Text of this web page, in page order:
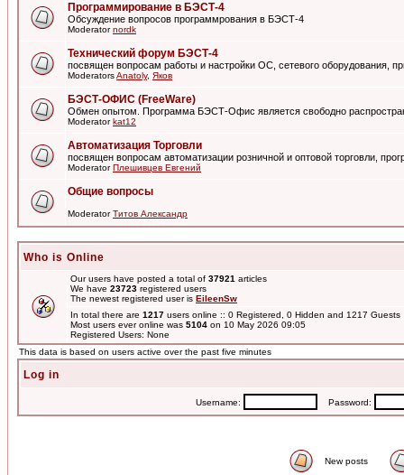
Программирование в БЭСТ-4
Обсуждение вопросов программрования в БЭСТ-4
Moderatornordk
Технический форум БЭСТ-4
посвящен вопросам работы и настройки ОС, сетевого оборудования,
ModeratorsAnatoly, Яков
БЭСТ-ОФИС (FreeWare)
Обмен опытом. Программа БЭСТ-Офис является свободно
Moderatorkat12
Автоматизация Торговли
посвящен вопросам автоматизации розничной и оптовой торговли,
ModeratorПлешивцев Евгений
Общие вопросы
ModeratorТитов Александр
Who is Online
Our users have posted a total of 37921 articles
We have 23723 registered users
The newest registered user is EileenSw
In total there are 1217 users online :: 0 Registered, 0 Hidden and 1217
Most users ever online was 5104 on 10 May 2026 09:05
Registered Users: None
This data is based on users active over the past five minutes
Log in
Username: Password:
New posts